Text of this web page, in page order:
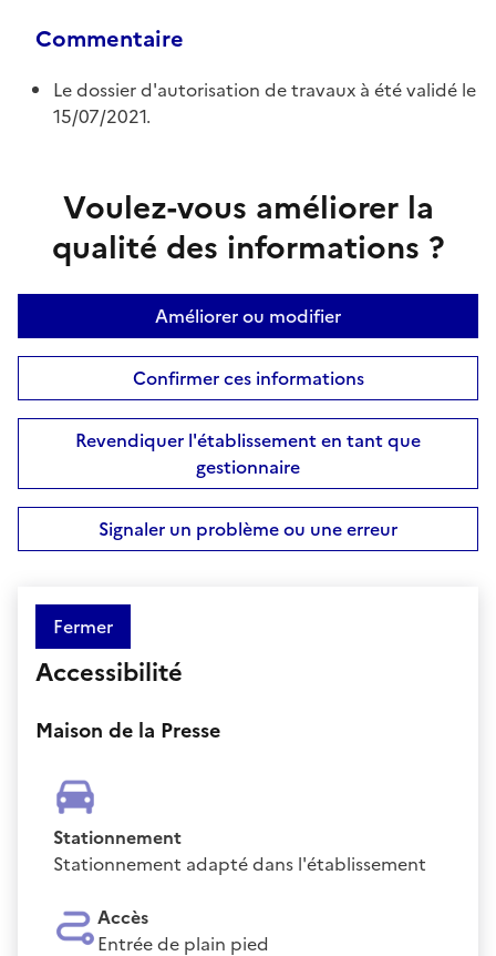
Commentaire
Le dossier d'autorisation de travaux à été validé le
15/07/2021.
Voulez-vous améliorer la
qualité des informations ?
Améliorer ou modifier
Confirmer ces informations
Revendiquer l'établissement en tant que
gestionnaire
Signaler un problème ou une erreur
Fermer
Accessibilité
Maison de la Presse
Stationnement
Stationnement adapté dans l'établissement
Accès
Entrée de plain pied